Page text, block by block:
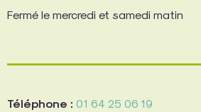
Fermé le mercredi et samedi matin
Téléphone : 01 64 25 06 19